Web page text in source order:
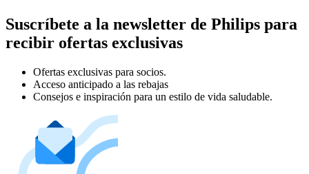
Suscríbete a la newsletter de Philips para
recibir ofertas exclusivas
Ofertas exclusivas para socios.
Acceso anticipado a las rebajas
Consejos e inspiración para un estilo de vida saludable.